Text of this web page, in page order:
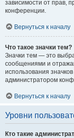
зависимости от прав,
конференции.
Вернуться к началу
Что такое значки тем?
Значки тем — это
сообщениями и
использования
администратором
Вернуться к началу
Уровни
Кто такие